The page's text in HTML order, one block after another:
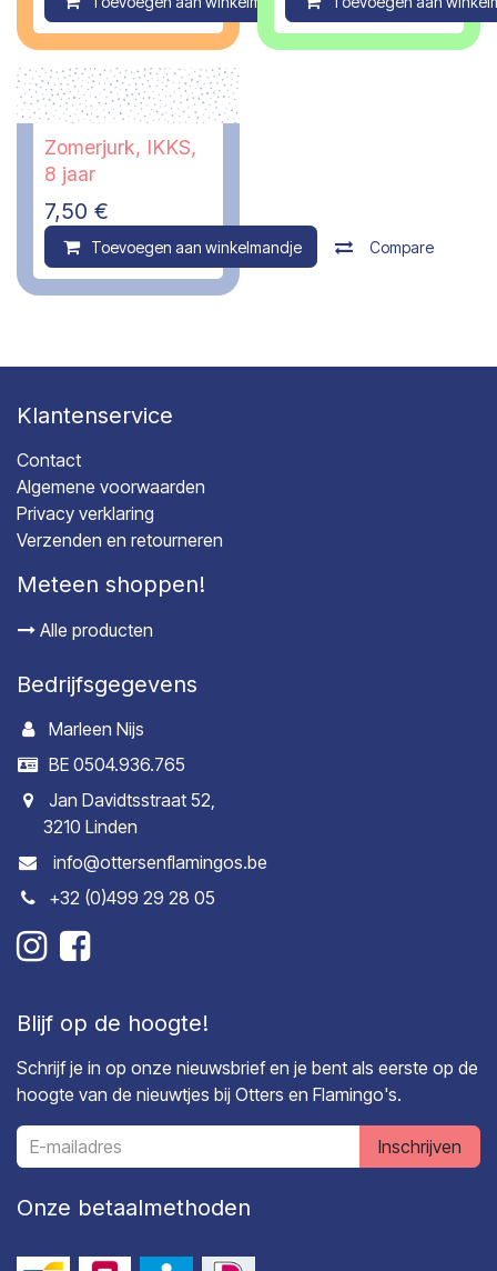
Zomerjurk, IKKS,
8 jaar
7,50 €
Toevoegen aan winkelmandje Compare
Klantenservice
Contact
Algemene voorwaarden
Privacy verklaring
Verzenden en retourneren
Meteen shoppen!
Alle producten
Bedrijfsgegevens
Marleen Nijs
BE 0504.936.765
Jan Davidtsstraat 52,
3210 Linden
info@ottersenflamingos.be
+32 (0)499 29 28 05
Blijf op de hoogte!
Schrijf je in op onze nieuwsbrief en je bent als eerste op de
hoogte van de nieuwtjes bij Otters en Flamingo's.
Inschrijven
Onze betaalmethoden